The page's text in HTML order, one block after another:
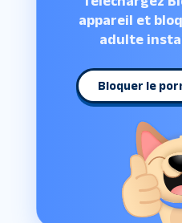
appareil et
adulte
Bloquer le